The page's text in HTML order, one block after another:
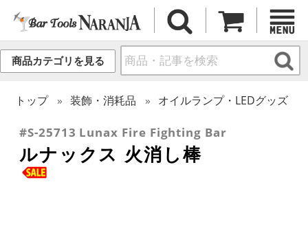
商品カテゴリを見る
トップ 装飾・消耗品 オイルランプ・LEDグッズ
#S-25713 Lunax Fire Fighting Bar
ルナックス 火消し棒